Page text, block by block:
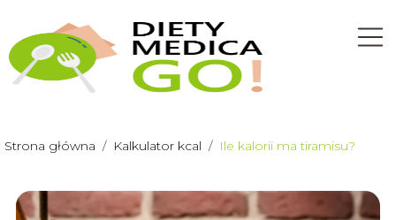
Strona główna / Kalkulator kcal / Ile kalorii ma tiramisu?